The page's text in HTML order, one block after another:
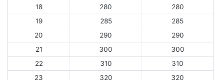
18 280
280
19
285
285
20
290
290
21
300
300
22
310
310
23
320
320